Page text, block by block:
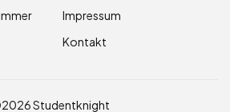
Impressum
Kontakt
Studentknight